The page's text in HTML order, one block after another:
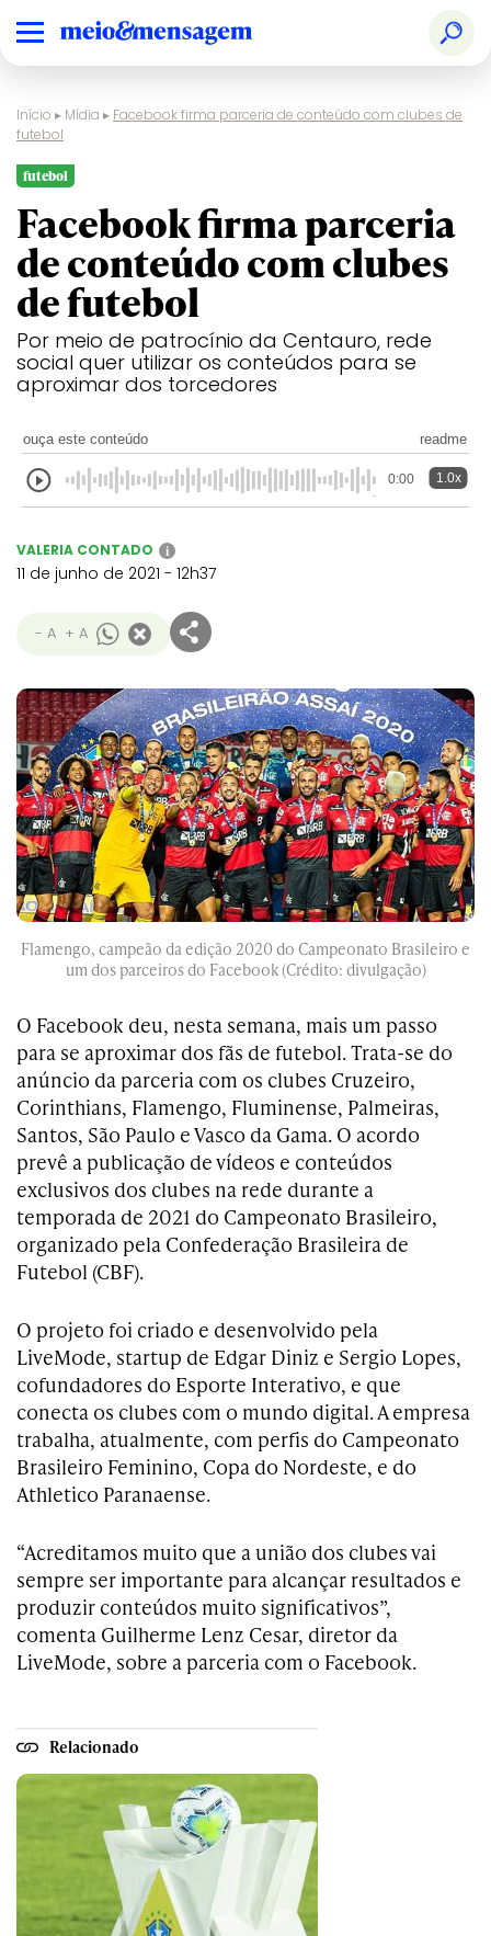
Início ▸ Mídia ▸ Facebook firma parceria de conteúdo com clubes de
futebol
futebol
Facebook firma parceria
de conteúdo com clubes
de futebol
Por meio de patrocínio da Centauro, rede
social quer utilizar os conteúdos para se
aproximar dos torcedores
ouça este conteúdo readme
0:00 1.0x
VALERIA CONTADO i
11 de junho de 2021 - 12h37
- A + A
Flamengo, campeão da edição 2020 do Campeonato Brasileiro e
um dos parceiros do Facebook (Crédito: divulgação)
O Facebook deu, nesta semana, mais um passo
para se aproximar dos fãs de futebol. Trata-se do
anúncio da parceria com os clubes Cruzeiro,
Corinthians, Flamengo, Fluminense, Palmeiras,
Santos, São Paulo e Vasco da Gama. O acordo
prevê a publicação de vídeos e conteúdos
exclusivos dos clubes na rede durante a
temporada de 2021 do Campeonato Brasileiro,
organizado pela Confederação Brasileira de
Futebol (CBF).
O projeto foi criado e desenvolvido pela
LiveMode, startup de Edgar Diniz e Sergio Lopes,
cofundadores do Esporte Interativo, e que
conecta os clubes com o mundo digital. A empresa
trabalha, atualmente, com perfis do Campeonato
Brasileiro Feminino, Copa do Nordeste, e do
Athletico Paranaense.
“Acreditamos muito que a união dos clubes vai
sempre ser importante para alcançar resultados e
produzir conteúdos muito significativos”,
comenta Guilherme Lenz Cesar, diretor da
LiveMode, sobre a parceria com o Facebook.
Relacionado